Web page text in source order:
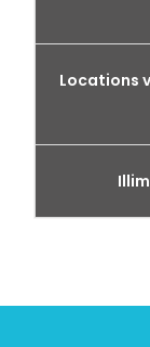
Locations